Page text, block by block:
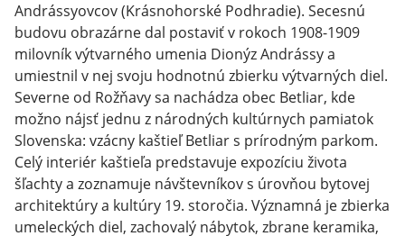
Andrássyovcov (Krásnohorské Podhradie). Secesnú
budovu obrazárne dal postaviť v rokoch 1908-1909
milovník výtvarného umenia Dionýz Andrássy a
umiestnil v nej svoju hodnotnú zbierku výtvarných diel.
Severne od Rožňavy sa nachádza obec Betliar, kde
možno nájsť jednu z národných kultúrnych pamiatok
Slovenska: vzácny kaštieľ Betliar s prírodným parkom.
Celý interiér kaštieľa predstavuje expozíciu života
šľachty a zoznamuje návštevníkov s úrovňou bytovej
architektúry a kultúry 19. storočia. Významná je zbierka
umeleckých diel, zachovalý nábytok, zbrane keramika,